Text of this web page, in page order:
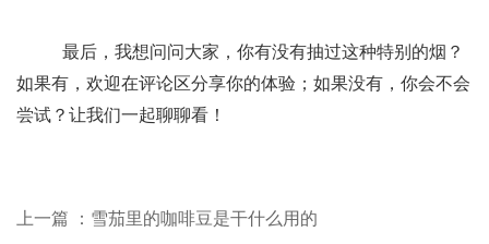
最后，我想问问大家，你有没有抽过这种特别的烟？
如果有，欢迎在评论区分享你的体验；如果没有，你会不会
尝试？让我们一起聊聊看！
上一篇 ：雪茄里的咖啡豆是干什么用的